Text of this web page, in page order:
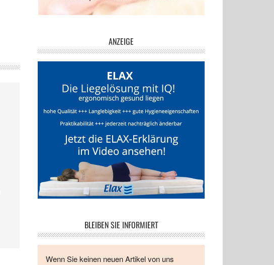
ANZEIGE
BLEIBEN SIE INFORMIERT
Wenn Sie keinen neuen Artikel von uns